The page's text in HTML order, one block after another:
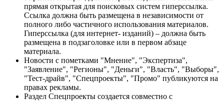
прямая открытая для поисковых систем гиперссылка.
Ссылка должна быть размещена в независимости от
полного либо частичного использования материалов.
Гиперссылка (для интернет- изданий) – должна быть
размещена в подзаголовке или в первом абзаце
материала.
Новости с пометками "Мнение", "Экспертиза",
"Заявление", "Регионы", "Деньги", "Власть", "Выборы",
"Тест-драйв", "Спецпроекты", "Промо" публикуются на
правах рекламы.
Раздел Спецпроекты создается совместно с